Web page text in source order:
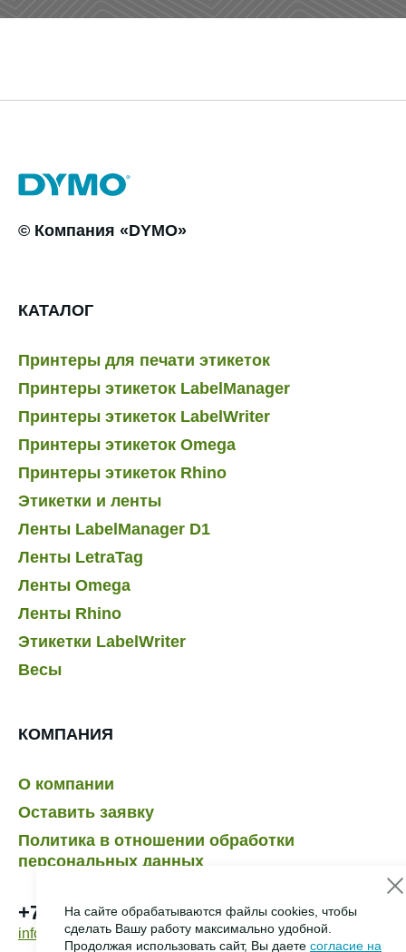
© Компания «DYMO»
КАТАЛОГ
Принтеры для печати этикеток
Принтеры этикеток LabelManager
Принтеры этикеток LabelWriter
Принтеры этикеток Omega
Принтеры этикеток Rhino
Этикетки и ленты
Ленты LabelManager D1
Ленты LetraTag
Ленты Omega
Ленты Rhino
Этикетки LabelWriter
Весы
КОМПАНИЯ
О компании
Оставить заявку
Политика в отношении обработки
персональных данных
+7 495 232-07-41
info@dymo.ru
На сайте обрабатываются файлы cookies, чтобы
сделать Вашу работу максимально удобной.
Продолжая использовать сайт, Вы даете согласие на